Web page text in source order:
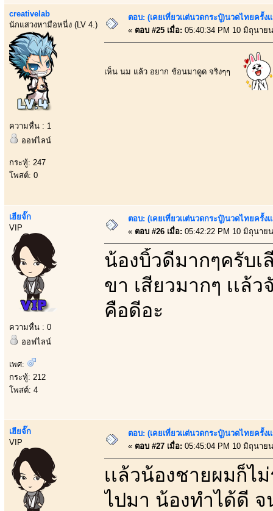
creativelab
นักแสวงหามือหนี่ง (LV 4.)
ความหื่น : 1
ออฟไลน์
กระทู้: 247
โพสต์: 0
ตอบ: (เคยเที่ยวเเต่นวดกระปู๋)นวดไทยครั้ง
« ตอบ #25 เมื่อ: 05:40:34 PM 10 มิถุนาย
เห็น นม แล้ว อยาก ช้อนมาดูด จริงๆๆ
เฮียจั๊ก
VIP
ความหื่น : 0
ออฟไลน์
เพศ:
กระทู้: 212
โพสต์: 4
ตอบ: (เคยเที่ยวเเต่นวดกระปู๋)นวดไทยครั้ง
« ตอบ #26 เมื่อ: 05:42:22 PM 10 มิถุนาย
น้องบิ้วดีมากๆครับเ
ขา เสียวมากๆ เเล้
คือดีอะ
เฮียจั๊ก
VIP
ตอบ: (เคยเที่ยวเเต่นวดกระปู๋)นวดไทยครั้ง
« ตอบ #27 เมื่อ: 05:45:04 PM 10 มิถุนาย
เเล้วน้องชายผมก็ไ
ไปมา น้องทำได้ดี จ